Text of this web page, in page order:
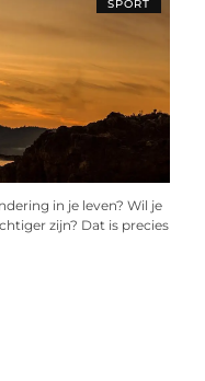
SPORT
in je leven? Wil je
zijn? Dat is precies